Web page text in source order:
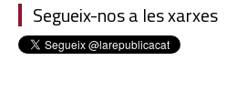
Segueix-nos a les xarxes